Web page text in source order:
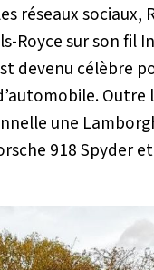
réseaux sociaux,
Royce sur son fil
devenu célèbre
Outre
une
918 Spyder